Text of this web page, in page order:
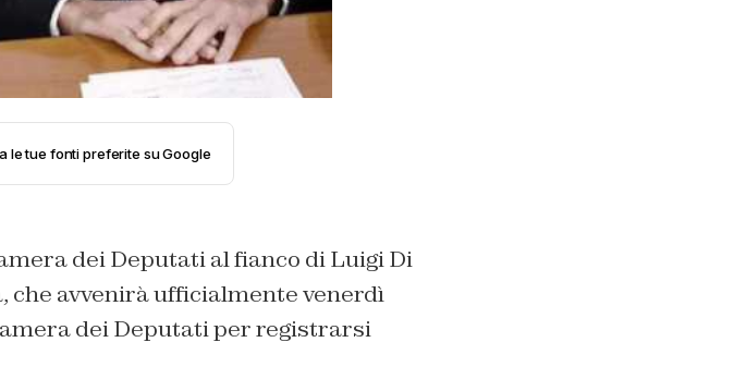
le tue fonti preferite su Google
dei Deputati al fianco di Luigi Di
che avvenirà ufficialmente venerdì
dei Deputati per registrarsi